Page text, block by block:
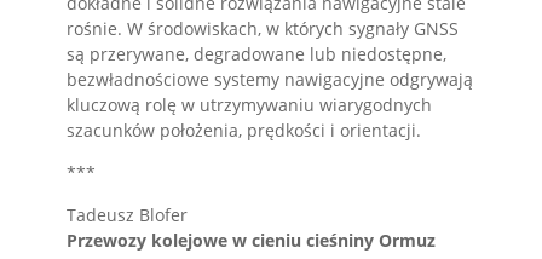
rośnie. W środowiskach, w których sygnały GNSS
są przerywane, degradowane lub niedostępne,
bezwładnościowe systemy nawigacyjne odgrywają
kluczową rolę w utrzymywaniu wiarygodnych
szacunków położenia, prędkości i orientacji.
***
Tadeusz Blofer
Przewozy kolejowe w cieniu cieśniny Ormuz